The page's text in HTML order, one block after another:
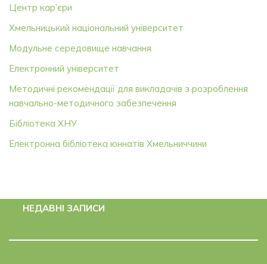
Центр кар’єри
Хмельницький національний університет
Модульне середовище навчання
Електронний університет
Методичні рекомендації для викладачів з розроблення
навчально-методичного забезпечення
Бібліотека ХНУ
Електронна бібліотека юннатів Хмельниччини
НЕДАВНІ ЗАПИСИ